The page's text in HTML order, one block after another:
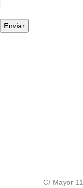
C/ Mayor